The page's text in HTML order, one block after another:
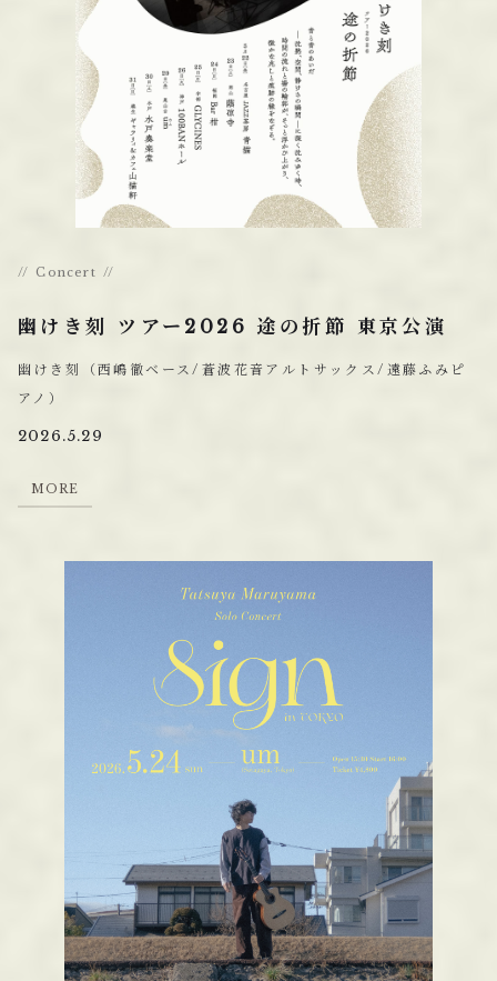
Concert
幽けき刻 ツアー2026 途の折節 東京公演
幽けき刻（西嶋徹ベース/蒼波花音アルトサックス/遠藤ふみピ
アノ）
2026.5.29
MORE
MORE